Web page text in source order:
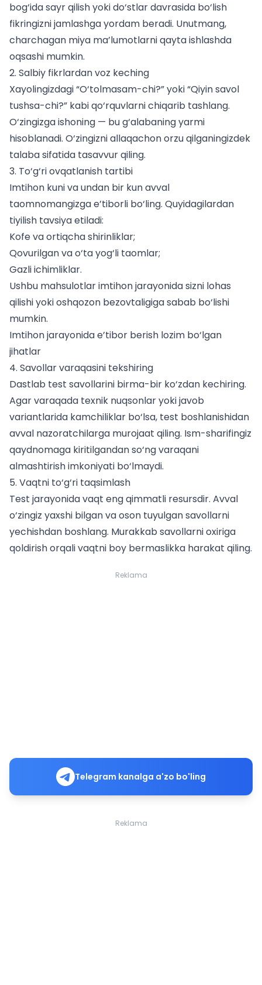
bog‘ida sayr qilish yoki do‘stlar davrasida bo‘lish
fikringizni jamlashga yordam beradi. Unutmang,
charchagan miya ma’lumotlarni qayta ishlashda
oqsashi mumkin.
2. Salbiy fikrlardan voz keching
Xayolingizdagi “O‘tolmasam-chi?” yoki “Qiyin savol
tushsa-chi?” kabi qo‘rquvlarni chiqarib tashlang.
O‘zingizga ishoning — bu g‘alabaning yarmi
hisoblanadi. O‘zingizni allaqachon orzu qilganingizdek
talabasifatida tasavvur qiling.
3. To‘g‘ri ovqatlanish tartibi
Imtihon kuni va undan bir kun avval
taomnomangizga e’tiborli bo‘ling. Quyidagilardan
tiyilish tavsiya etiladi:
Kofe va ortiqcha shirinliklar;
Qovurilgan va o‘ta yog‘li taomlar;
Gazli ichimliklar.
Ushbu mahsulotlar imtihon jarayonida sizni lohas
qilishi yoki oshqozon bezovtaligiga sabab bo‘lishi
mumkin.
Imtihon jarayonida e’tibor berish lozim bo‘lgan
jihatlar
4. Savollar varaqasini tekshiring
Dastlab test savollarini birma-bir ko‘zdan kechiring.
Agar varaqada texnik nuqsonlar yoki javob
variantlarida kamchiliklar bo‘lsa, test boshlanishidan
avval nazoratchilarga murojaat qiling. Ism-sharifingiz
qaydnomaga kiritilgandan so‘ng varaqani
almashtirish imkoniyati bo‘lmaydi.
5. Vaqtni to‘g‘ri taqsimlash
Test jarayonida vaqt eng qimmatli resursdir. Avval
o‘zingiz yaxshi bilgan va oson tuyulgan savollarni
yechishdan boshlang. Murakkab savollarni oxiriga
qoldirish orqali vaqtni boy bermaslikka harakat qiling.
Reklama
Telegram kanalga a'zo bo'ling
Reklama